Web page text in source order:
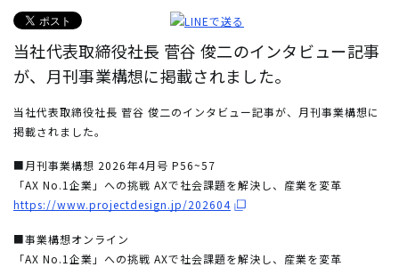
当社代表取締役社長 菅谷 俊二のインタビュー記事
が、月刊事業構想に掲載されました。
当社代表取締役社長 菅谷 俊二のインタビュー記事が、月刊事業構想に
掲載されました。
■月刊事業構想 2026年4月号 P56~57
「AX No.1企業」への挑戦 AXで社会課題を解決し、産業を変革
https://www.projectdesign.jp/202604
■事業構想オンライン
「AX No.1企業」への挑戦 AXで社会課題を解決し、産業を変革